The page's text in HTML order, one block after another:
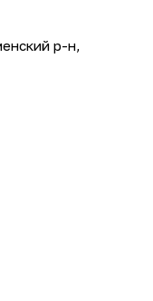
р-н,